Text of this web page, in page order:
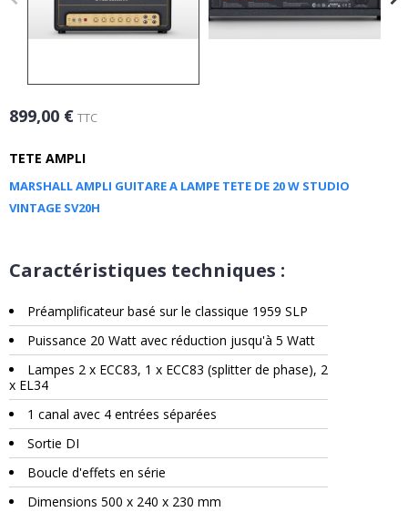
899,00 € TTC
TETE AMPLI
MARSHALL AMPLI GUITARE A LAMPE TETE DE 20 W STUDIO
VINTAGE SV20H
Caractéristiques techniques :
Préamplificateur basé sur le classique 1959 SLP
Puissance 20 Watt avec réduction jusqu'à 5 Watt
Lampes 2 x ECC83, 1 x ECC83 (splitter de phase), 2
x EL34
1 canal avec 4 entrées séparées
Sortie DI
Boucle d'effets en série
Dimensions 500 x 240 x 230 mm